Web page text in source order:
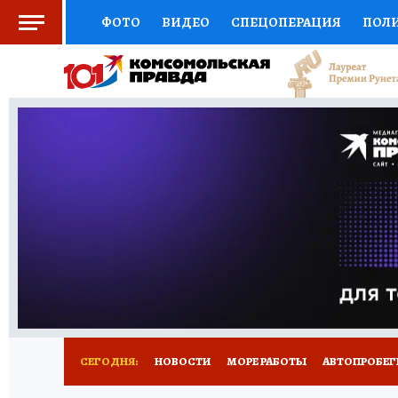
ФОТО ВИДЕО СПЕЦОПЕРАЦИЯ
СОЦПОДДЕРЖКА НАУКА СПОРТ
ВЫБОР ЭКСПЕРТОВ ДОКТОР
ПРОГНОЗЫ НА СПОРТ
НОВОЕ
СЕГОДНЯ: НОВОСТИ МОРЕ РАБОТЫ